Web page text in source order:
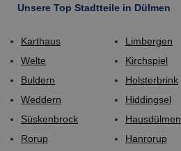
Unsere Top Stadtteile in Dülmen
Karthaus
Welte
Buldern
Weddern
Süskenbrock
Rorup
Limbergen
Kirchspiel
Holsterbrink
Hiddingsel
Hausdülmen
Hanrorup